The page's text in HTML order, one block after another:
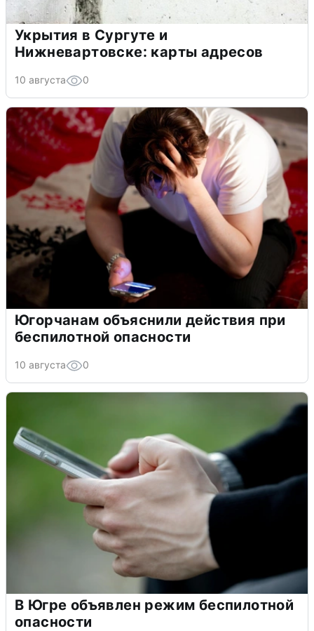
Укрытия в Сургуте и
Нижневартовске: карты адресов
10 августа 0
Югорчанам объяснили действия при
беспилотной опасности
10 августа 0
В Югре объявлен режим беспилотной
опасности